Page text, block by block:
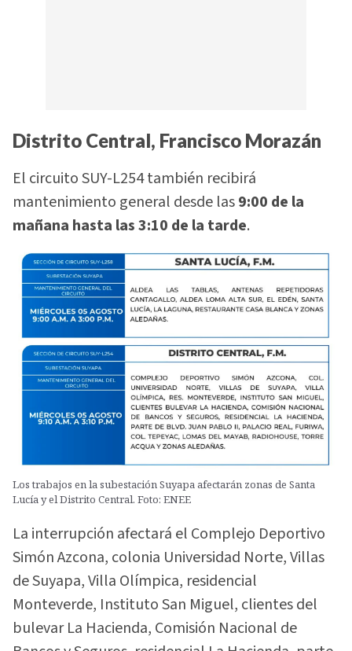
Distrito Central, Francisco Morazán
El circuito SUY-L254 también recibirá
mantenimiento general desde las9:00 de la
mañana hasta las 3:10 de la tarde.
Los trabajos en la subestación Suyapa afectarán zonas de Santa
Lucía y el Distrito Central. Foto: ENEE
La interrupción afectará el Complejo Deportivo
Simón Azcona, colonia Universidad Norte, Villas
de Suyapa, Villa Olímpica, residencial
Monteverde, Instituto San Miguel, clientes del
bulevar La Hacienda, Comisión Nacional de